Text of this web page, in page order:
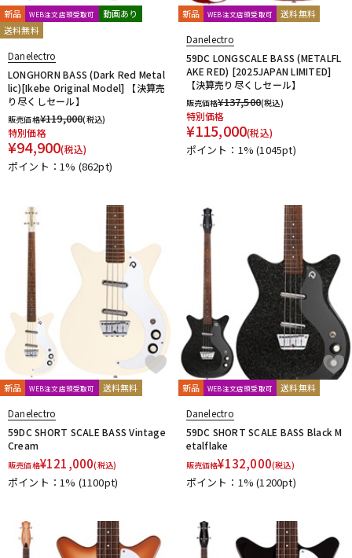
新品 WEB注文店頭受取可
動画あり
送料無料
Danelectro
LONGHORN BASS (Dark Red Metal
lic)[Ikebe Original Model] 【決算売
り尽くしセール】
販売価格¥119,000(税込)
特別価格
¥94,900(税込)
ポイント：1% (862pt)
新品 WEB注文店頭受取可 送料無料
Danelectro
59DC LONGSCALE BASS (METALFL
AKE RED) [2025JAPAN LIMITED]
【決算売り尽くしセール】
販売価格¥137,500(税込)
特別価格
¥115,000(税込)
ポイント：1%(1045pt)
新品 WEB注文店頭受取可 送料無料
Danelectro
59DC SHORT SCALE BASS Vintage
Cream
販売価格¥121,000(税込)
ポイント：1% (1100pt)
新品 WEB注文店頭受取可 送料無料
Danelectro
59DC SHORT SCALE BASS Black M
etalflake
販売価格¥132,000(税込)
ポイント：1%(1200pt)